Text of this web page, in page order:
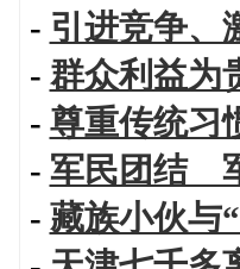
- 引进竞争、
- 群众利益为
- 尊重传统习
- 军民团结
- 藏族小伙与